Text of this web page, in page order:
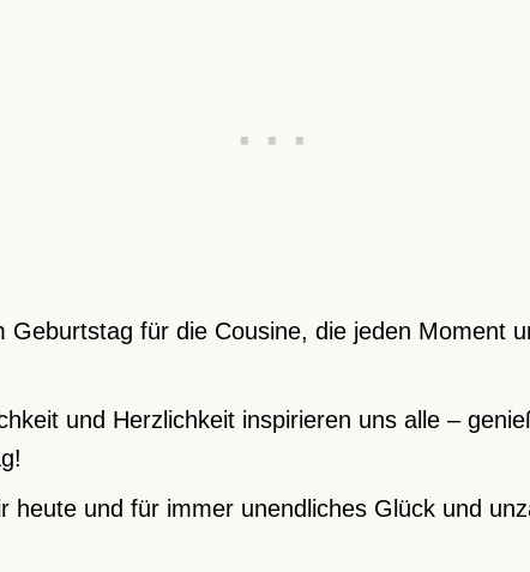
Geburtstag für die Cousine, die jeden Moment
und Herzlichkeit inspirieren uns alle –
heute und für immer unendliches Glück und